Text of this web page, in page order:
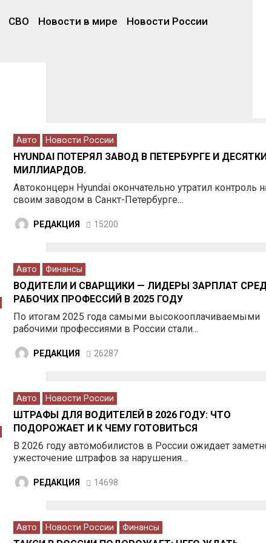
СВО Новости в мире Новости России
Авто Новости России
HYUNDAI ПОТЕРЯЛ ЗАВОД В ПЕТЕРБУРГЕ И
МИЛЛИАРДОВ.
Автоконцерн Hyundai окончательно утратил контроль
своим заводом в Санкт-Петербурге…
РЕДАКЦИЯ 15200
Авто Финансы
ВОДИТЕЛИ И СВАРЩИКИ — ЛИДЕРЫ ЗАРПЛАТ
РАБОЧИХ ПРОФЕССИЙ В 2025 ГОДУ
По итогам 2025 года самыми высокооплачиваемыми
рабочими профессиями в России стали…
РЕДАКЦИЯ 26287
Авто Новости России
ШТРАФЫ ДЛЯ ВОДИТЕЛЕЙ В 2026 ГОДУ: ЧТО
ПОДОРОЖАЕТ И К ЧЕМУ ГОТОВИТЬСЯ
В 2026 году автомобилистов в России ожидает
ужесточение штрафов за нарушения…
РЕДАКЦИЯ 14698
Авто Новости России Финансы